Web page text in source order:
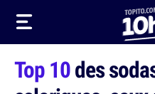
Top 10des